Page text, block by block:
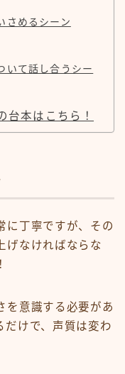
さめるシーン
いて話し合うシー
台本はこちら！
に丁寧ですが、その
げなければならな
を意識する必要があ
だけで、声質は変わ